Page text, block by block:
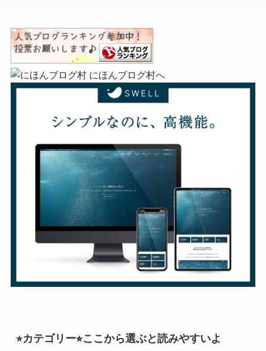
⭐︎カテゴリー⭐︎ここから選ぶと読みやすいよ